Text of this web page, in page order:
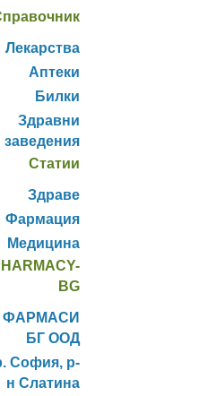
Лекарства
Аптеки
Билки
Здравни
заведения
Статии
Здраве
Фармация
Медицина
BG
ФАРМАСИ
БГ ООД
София, р-
н Слатина